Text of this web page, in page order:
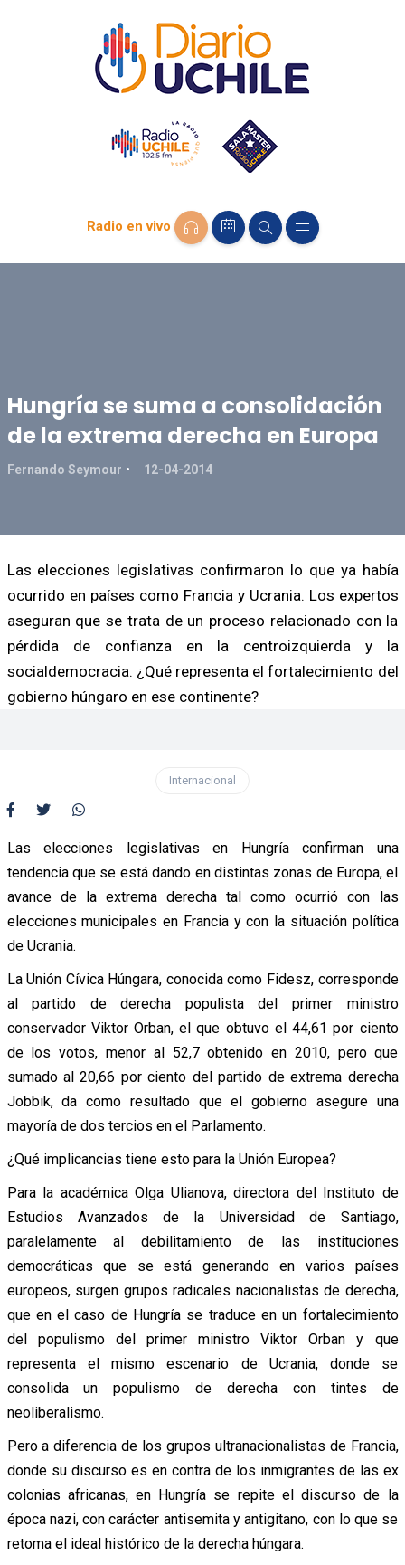
Radio en vivo
Hungría se suma a consolidación
de la extrema derecha en Europa
Fernando Seymour 12-04-2014
Las elecciones legislativas confirmaron lo que ya había
ocurrido en países como Francia y Ucrania. Los expertos
aseguran que se trata de un proceso relacionado con la
pérdida de confianza en la centroizquierda y la
socialdemocracia. ¿Qué representa el fortalecimiento del
gobierno húngaro en ese continente?
Internacional
Las elecciones legislativas en Hungría confirman una
tendencia que se está dando en distintas zonas de Europa, el
avance de la extrema derecha tal como ocurrió con las
elecciones municipales en Francia y con la situación política
de Ucrania.
La Unión Cívica Húngara, conocida como Fidesz, corresponde
al partido de derecha populista del primer ministro
conservador Viktor Orban, el que obtuvo el 44,61 por ciento
de los votos, menor al 52,7 obtenido en 2010, pero que
sumado al 20,66 por ciento del partido de extrema derecha
Jobbik, da como resultado que el gobierno asegure una
mayoría de dos tercios en el Parlamento.
¿Qué implicancias tiene esto para la Unión Europea?
Para la académica Olga Ulianova, directora del Instituto de
Estudios Avanzados de la Universidad de Santiago,
paralelamente al debilitamiento de las instituciones
democráticas que se está generando en varios países
europeos, surgen grupos radicales nacionalistas de derecha,
que en el caso de Hungría se traduce en un fortalecimiento
del populismo del primer ministro Viktor Orban y que
representa el mismo escenario de Ucrania, donde se
consolida un populismo de derecha con tintes de
neoliberalismo.
Pero a diferencia de los grupos ultranacionalistas de Francia,
donde su discurso es en contra de los inmigrantes de las ex
colonias africanas, en Hungría se repite el discurso de la
época nazi, con carácter antisemita y antigitano, con lo que se
retoma el ideal histórico de la derecha húngara.